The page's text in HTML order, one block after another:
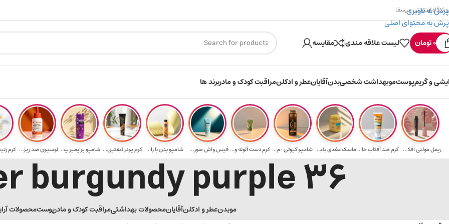
پرش به ناوبری
پرش به محتوای اصلی
هدیه ارسال رایگان برای خرید ۳.۵ میلیون به یالا ۳۰۰ میسکوین (۳۰ هزار تومن) هدیه خرید اول
اینترنتی میسفا
0تومان لیست علاقه مندی مقایسه
و گریمپوستموبهداشت شخصیبدنآقایانعطر و ادکلنمراقبت کودک و مادربرند ها
ریمل مولتی افکت... کرم ضد آفتاب حا... ماسک مغذی بلیتا... شامپو کیوتن ؛ م... کرم دست آلوئه و... فیس واش صورت آک... شامپو بدن با را... کرم پودر لیفتین... شامپو پرایمیر پ... لوسیون ضد ریزش ... کرم 36 shimmer burgundy purple
موبدنعطر و ادکلنآقایانمحصولات بهداشتیمراقبت کودک و مادرپوستمحصولات